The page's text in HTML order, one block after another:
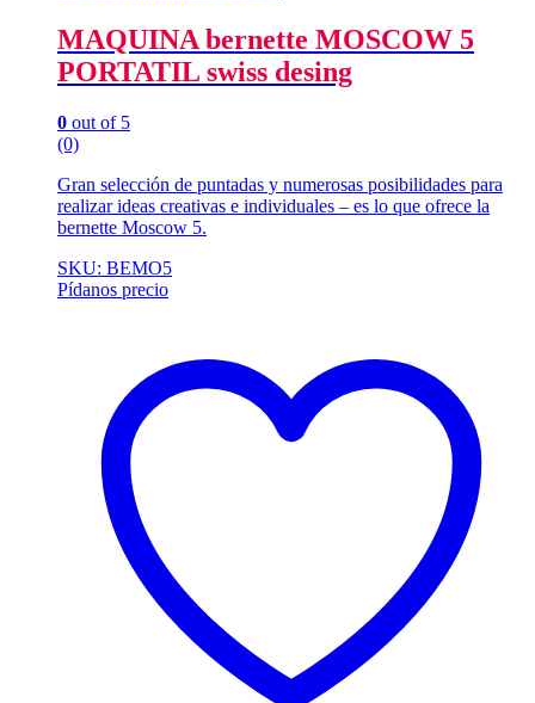
MAQUINA bernette MOSCOW 5
PORTATIL swiss desing
0 out of 5
(0)
Gran selección de puntadas y numerosas posibilidades para
realizar ideas creativas e individuales – es lo que ofrece la
bernette Moscow 5.
SKU: BEMO5
Pídanos precio